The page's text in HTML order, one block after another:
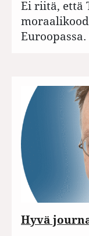
Ei riitä, että
Hyvä